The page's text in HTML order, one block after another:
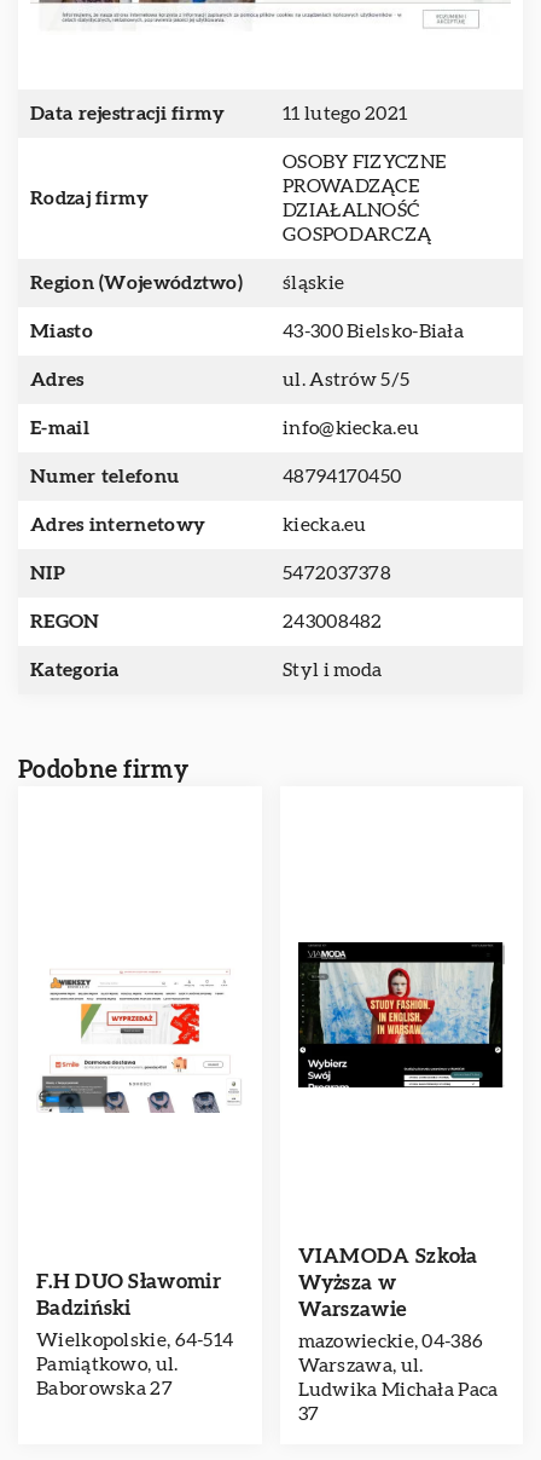
Data rejestracji firmy 11 lutego 2021
Rodzaj firmy
OSOBY FIZYCZNE
PROWADZĄCE
DZIAŁALNOŚĆ
GOSPODARCZĄ
Region (Województwo) śląskie
Miasto 43-300 Bielsko-Biała
Adres ul. Astrów 5/5
E-mail info@kiecka.eu
Numer telefonu 48794170450
Adres internetowy kiecka.eu
NIP 5472037378
REGON 243008482
Kategoria Styl i moda
Podobne firmy
F.H DUO Sławomir
Badziński
Wielkopolskie, 64-514
Pamiątkowo, ul.
Baborowska 27
VIAMODA Szkoła
Wyższa w
Warszawie
mazowieckie, 04-386
Warszawa, ul.
Ludwika Michała Paca
37